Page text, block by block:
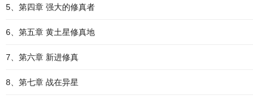
5、第四章 强大的修真者
6、第五章 黄土星修真地
7、第六章 新进修真
8、第七章 战在异星